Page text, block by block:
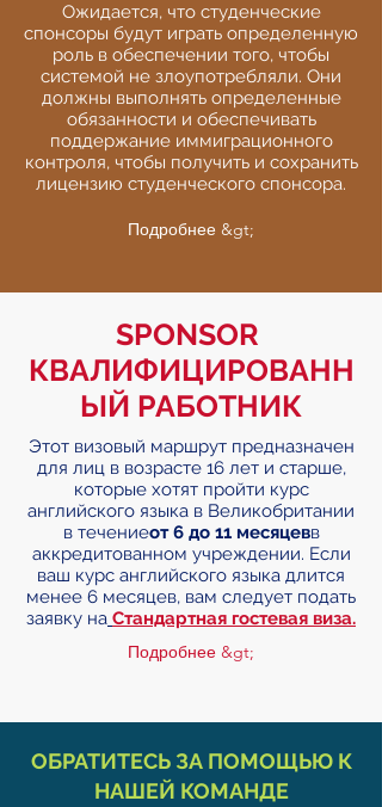
Ожидается, что студенческие
спонсоры будут играть определенную
роль в обеспечении того, чтобы
системой не злоупотребляли. Они
должны выполнять определенные
обязанности и обеспечивать
поддержание иммиграционного
контроля, чтобы получить и сохранить
лицензию студенческого спонсора.
Подробнее &gt;
SPONSOR
КВАЛИФИЦИРОВАНН
ЫЙ РАБОТНИК
Этот визовый маршрут предназначен
для лиц в возрасте 16 лет и старше,
которые хотят пройти курс
английского языка в Великобритании
в течениеот 6 до 11 месяцевв
аккредитованном учреждении. Если
ваш курс английского языка длится
менее 6 месяцев, вам следует подать
заявку на Стандартная гостевая виза.
Подробнее &gt;
ОБРАТИТЕСЬ ЗА ПОМОЩЬЮ К
НАШЕЙ КОМАНДЕ